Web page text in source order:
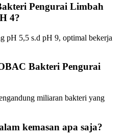
Pengurai Limbah
4?
pH 5,5 s.d pH 9, optimal bekerja
Bakteri Pengurai
miliaran bakteri yang
kemasan apa saja?